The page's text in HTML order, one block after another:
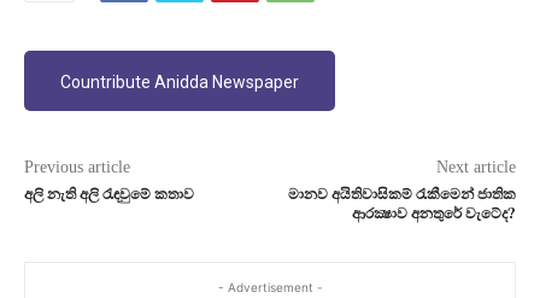
Countribute Anidda Newspaper
Previous article
අලි නැති අලි රැඳවුමේ කතාව
Next article
මානව අයිතිවාසිකම් රැකීමෙන් ජාතික
ආරක්‍ෂාව අනතුරේ වැටේද?
- Advertisement -